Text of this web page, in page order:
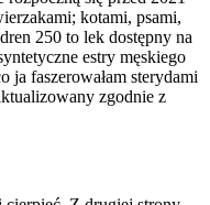
kotami, psami,
250 to lek dostępny na
estry męskiego
ja faszerowałam sterydami
zgodnie z